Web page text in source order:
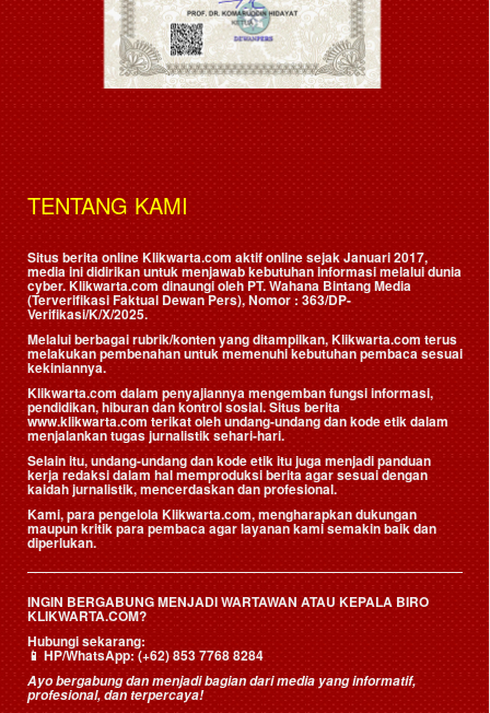
TENTANG KAMI
Situs berita online Klikwarta.com aktif online sejak Januari 2017,
media ini didirikan untuk menjawab kebutuhan informasi melalui dunia
cyber. Klikwarta.com dinaungi oleh PT. Wahana Bintang Media
(Terverifikasi Faktual Dewan Pers), Nomor : 363/DP-
Verifikasi/K/X/2025.
Melalui berbagai rubrik/konten yang ditampilkan, Klikwarta.com terus
melakukan pembenahan untuk memenuhi kebutuhan pembaca sesuai
kekiniannya.
Klikwarta.com dalam penyajiannya mengemban fungsi informasi,
pendidikan, hiburan dan kontrol sosial. Situs berita
www.klikwarta.com terikat oleh undang-undang dan kode etik dalam
menjalankan tugas jurnalistik sehari-hari.
Selain itu, undang-undang dan kode etik itu juga menjadi panduan
kerja redaksi dalam hal memproduksi berita agar sesuai dengan
kaidah jurnalistik, mencerdaskan dan profesional.
Kami, para pengelola Klikwarta.com, mengharapkan dukungan
maupun kritik para pembaca agar layanan kami semakin baik dan
diperlukan.
INGIN BERGABUNG MENJADI WARTAWAN ATAU KEPALA BIRO
KLIKWARTA.COM?
Hubungi sekarang:
📱HP/WhatsApp:(+62) 853 7768 8284
Ayo bergabung dan menjadi bagian dari media yang informatif,
profesional, dan terpercaya!